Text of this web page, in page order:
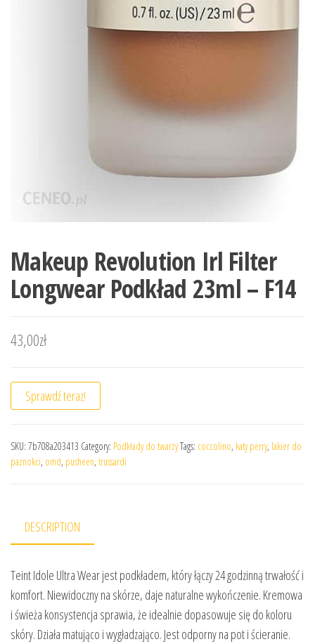
Makeup Revolution Irl Filter
Longwear Podkład 23ml – F14
43,00zł
Sprawdź teraz!
SKU: 7b708a203413 Category: Podkłady do twarzyTags: coccolino, katy perry, lakier do
paznokci, omd, pusheen, trussardi
DESCRIPTION
Teint Idole Ultra Wear jest podkładem, który łączy 24 godzinną trwałość i
komfort. Niewidoczny na skórze, daje naturalne wykończenie. Kremowa
i świeża konsystencja sprawia, że idealnie dopasowuje się do koloru
skóry. Działa matująco i wygładzająco. Jest odporny na pot i ścieranie.